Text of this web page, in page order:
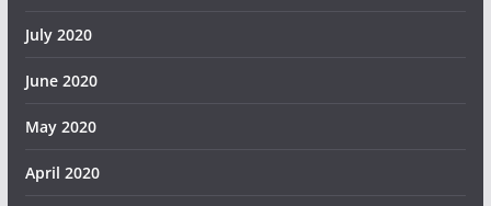
July 2020
June 2020
May 2020
April 2020